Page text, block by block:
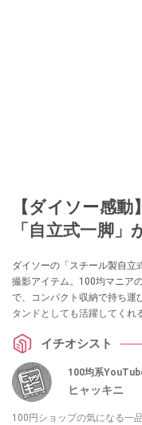
【ダイソー感
「自立式一脚
ダイソーの「スチール製自立
撮影アイテム。100均マニア
で、コンパクト収納で持ち運
タンドとしても活躍してくれ
クしてみてください。
イチオシスト
100均系
ヒャッキニ
100円ショップの気になる一